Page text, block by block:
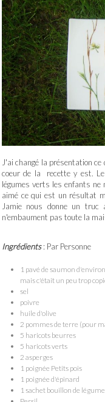
J'ai changé la présentation
coeur de la recette y est.
légumes verts les enfants
aimé ce qui est un résultat
Jamie nous donne un
n'embaument pas toute la
Ingrédients: Par Personne
1 pavé de saumon
mais c'était un peu trop
sel
poivre
huile d'olive
2 pommes de terre (pour
5 haricots beurres
5 haricots verts
2 asperges
1 poignée Petits pois
1 poignée d'épinard
1 sachet bouillon de